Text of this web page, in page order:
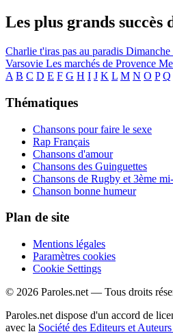
Les plus grands
Charlie t'iras pas au paradis
Varsovie Les marchés de Provence
A B C D E F G H I J K L M N O P Q
Thématiques
Chansons pour faire le sexe
Rap Français
Chansons d'amour
Chansons des Guinguettes
Chansons de Rugby et 3ème
Chanson bonne humeur
Plan de site
Mentions légales
Paramètres cookies
Cookie Settings
© 2026 Paroles.net — Tous droits
Paroles.net dispose d'un accord de
avec la Société des Editeurs et